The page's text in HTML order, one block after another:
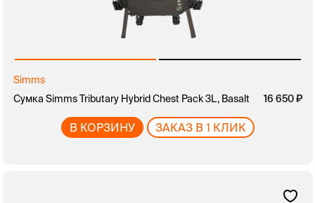
Simms
Сумка Simms Tributary Hybrid Chest Pack 3L, Basalt
16 650
В КОРЗИНУ ЗАКАЗ В 1 КЛИК